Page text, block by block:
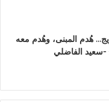
هُدم المبنى، وهُدم معه
-سعيد الفاضلي